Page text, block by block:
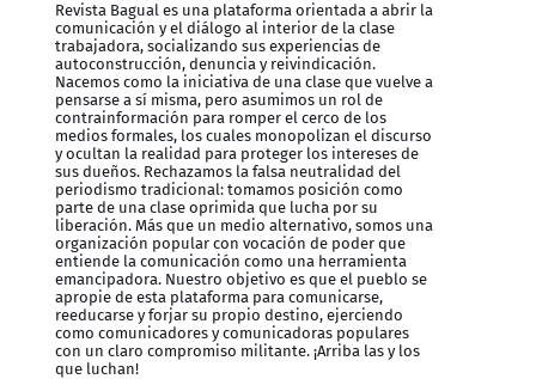
Revista Bagual es una plataforma orientada a abrir la
comunicación y el diálogo al interior de la clase
trabajadora, socializando sus experiencias de
autoconstrucción, denuncia y reivindicación.
Nacemos como la iniciativa de una clase que vuelve a
pensarse a sí misma, pero asumimos un rol de
contrainformación para romper el cerco de los
medios formales, los cuales monopolizan el discurso
y ocultan la realidad para proteger los intereses de
sus dueños. Rechazamos la falsa neutralidad del
periodismo tradicional: tomamos posición como
parte de una clase oprimida que lucha por su
liberación. Más que un medio alternativo, somos una
organización popular con vocación de poder que
entiende la comunicación como una herramienta
emancipadora. Nuestro objetivo es que el pueblo se
apropie de esta plataforma para comunicarse,
reeducarse y forjar su propio destino, ejerciendo
como comunicadores y comunicadoras populares
con un claro compromiso militante. ¡Arriba las y los
que luchan!